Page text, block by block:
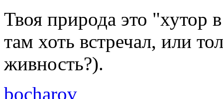
Твоя природа это "хутор
там хоть встречал, или
живность?).
bocharov